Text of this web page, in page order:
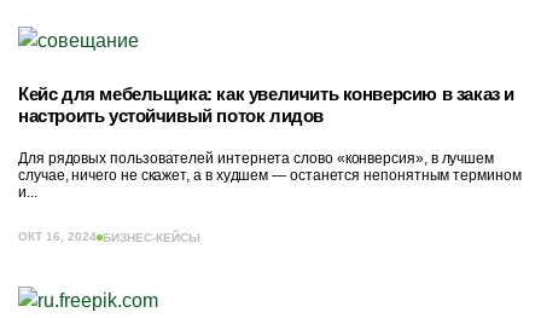
Кейс для мебельщика: как увеличить конверсию в заказ и
настроить устойчивый поток лидов
Для рядовых пользователей интернета слово «конверсия», в лучшем
случае, ничего не скажет, а в худшем — останется непонятным термином
и...
ОКТ 16, 2024 БИЗНЕС-КЕЙСЫ